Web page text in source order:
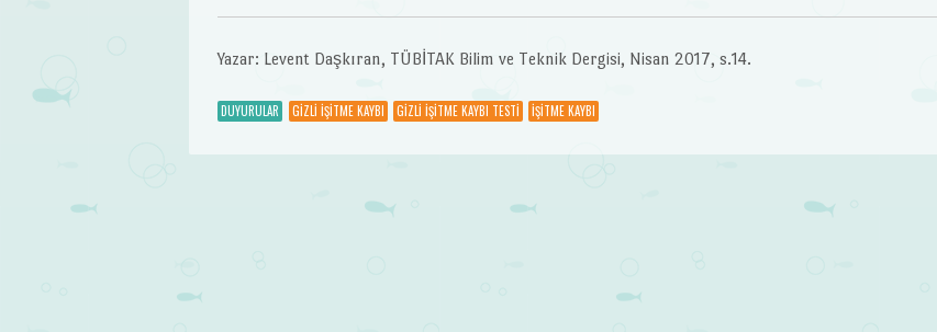
Yazar: Levent Daşkıran, TÜBİTAK Bilim ve Teknik Dergisi, Nisan 2017, s.14.
DUYURULAR GIZLI İŞITME KAYBI GIZLI İŞITME KAYBI TESTI İŞITME KAYBI